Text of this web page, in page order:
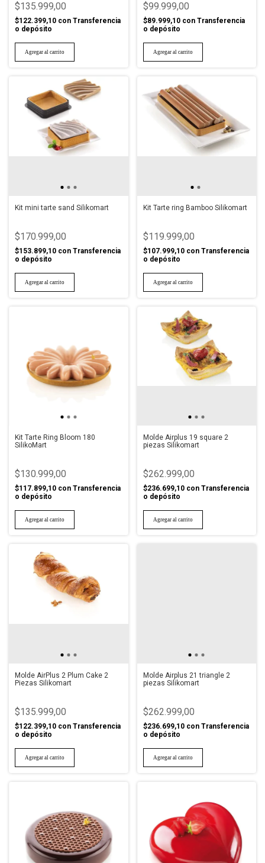
$135.999,00
$122.399,10 con Transferencia
o depósito
$99.999,00
$89.999,10 con Transferencia
o depósito
Kit mini tarte sand Silikomart
$170.999,00
$153.899,10 con Transferencia
o depósito
Kit Tarte ring Bamboo Silikomart
$119.999,00
$107.999,10 con Transferencia
o depósito
Kit Tarte Ring Bloom 180
SilikoMart
$130.999,00
$117.899,10 con Transferencia
o depósito
Molde Airplus 19 square 2
piezas Silikomart
$262.999,00
$236.699,10 con Transferencia
o depósito
Molde AirPlus 2 Plum Cake 2
Piezas Silikomart
$135.999,00
$122.399,10 con Transferencia
o depósito
Molde Airplus 21 triangle 2
piezas Silikomart
$262.999,00
$236.699,10 con Transferencia
o depósito